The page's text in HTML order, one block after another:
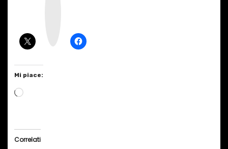
Mi piace:
C
Correlati